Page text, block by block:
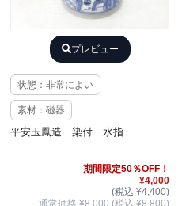
プレビュー
状態：非常によい
素材：磁器
平安玉鳳造 染付 水指
期間限定50％OFF！
¥4,000
(税込 ¥4,400)